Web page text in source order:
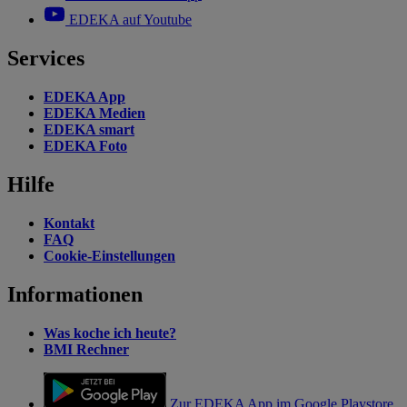
EDEKA auf Youtube
Services
EDEKA App
EDEKA Medien
EDEKA smart
EDEKA Foto
Hilfe
Kontakt
FAQ
Cookie-Einstellungen
Informationen
Was koche ich heute?
BMI Rechner
Zur EDEKA App im Google Playstore